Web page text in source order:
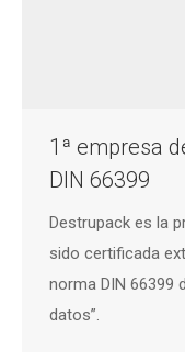
1ª empresa
DIN 66399
Destrupack es la
sido certificada
norma DIN 66399
datos”.